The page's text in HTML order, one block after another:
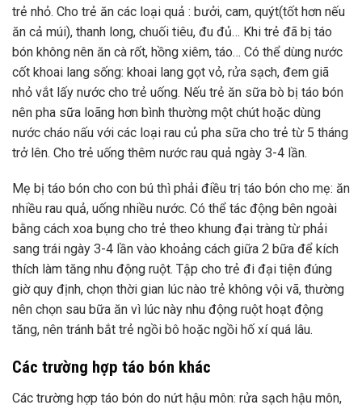
trẻ nhỏ. Cho trẻ ăn các loại quả : bưởi, cam, quýt(tốt hơn nếu
ăn cả múi), thanh long, chuối tiêu, đu đủ… Khi trẻ đã bị táo
bón không nên ăn cà rốt, hồng xiêm, táo… Có thể dùng nước
cốt khoai lang sống: khoai lang gọt vỏ, rửa sạch, đem giã
nhỏ vắt lấy nước cho trẻ uống. Nếu trẻ ăn sữa bò bị táo bón
nên pha sữa loãng hơn bình thường một chút hoặc dùng
nước cháo nấu với các loại rau củ pha sữa cho trẻ từ 5 tháng
trở lên. Cho trẻ uống thêm nước rau quả ngày 3-4 lần.
Mẹ bị táo bón cho con bú thì phải điều trị táo bón cho mẹ: ăn
nhiều rau quả, uống nhiều nước. Có thể tác động bên ngoài
bằng cách xoa bụng cho trẻ theo khung đại tràng từ phải
sang trái ngày 3-4 lần vào khoảng cách giữa 2 bữa để kích
thích làm tăng nhu động ruột. Tập cho trẻ đi đại tiện đúng
giờ quy định, chọn thời gian lúc nào trẻ không vội vã, thường
nên chọn sau bữa ăn vì lúc này nhu động ruột hoạt động
tăng, nên tránh bắt trẻ ngồi bô hoặc ngồi hố xí quá lâu.
Các trường hợp táo bón khác
Các trường hợp táo bón do nứt hậu môn: rửa sạch hậu môn,